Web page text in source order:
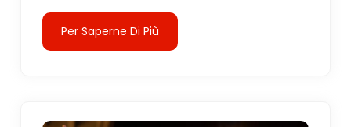
Per Saperne Di Più